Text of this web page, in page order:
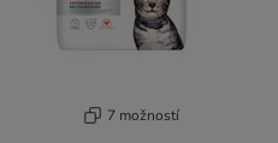
7 možností